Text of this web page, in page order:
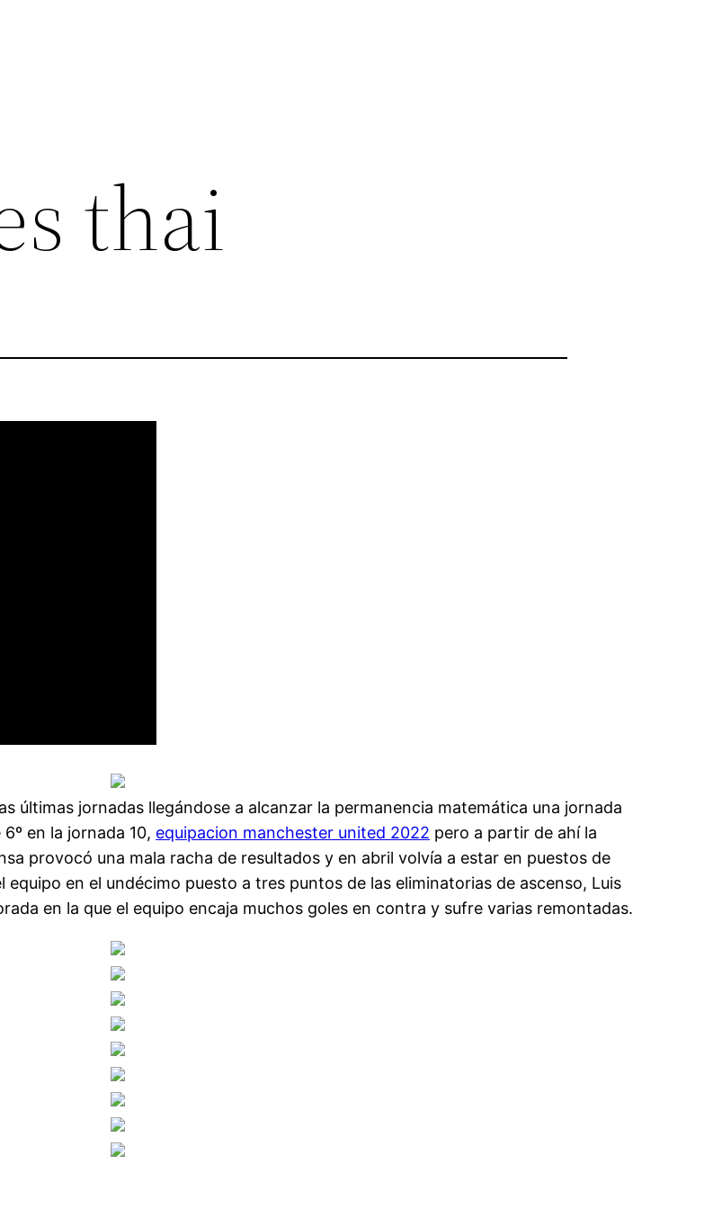
thai
últimas jornadas llegándose a alcanzar la permanencia matemática una jornada
en la jornada 10, equipacion manchester united 2022 pero a partir de ahí la
provocó una mala racha de resultados y en abril volvía a estar en puestos de
en el undécimo puesto a tres puntos de las eliminatorias de ascenso, Luis
en la que el equipo encaja muchos goles en contra y sufre varias remontadas.